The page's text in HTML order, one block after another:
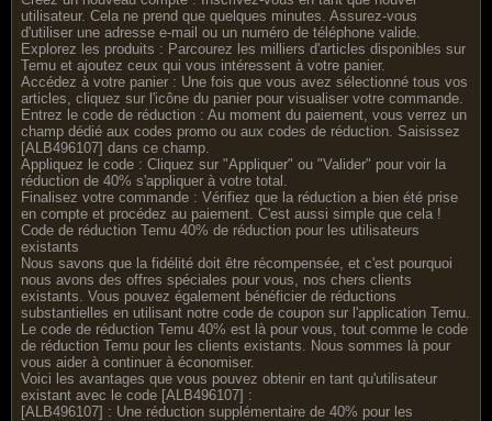
utilisateur. Cela ne prend que quelques minutes. Assurez-vous
d'utiliser une adresse e-mail ou un numéro de téléphone valide.
Explorez les produits : Parcourez les milliers d'articles disponibles sur
Temu et ajoutez ceux qui vous intéressent à votre panier.
Accédez à votre panier : Une fois que vous avez sélectionné tous vos
articles, cliquez sur l'icône du panier pour visualiser votre commande.
Entrez le code de réduction : Au moment du paiement, vous verrez un
champ dédié aux codes promo ou aux codes de réduction. Saisissez
[ALB496107] dans ce champ.
Appliquez le code : Cliquez sur "Appliquer" ou "Valider" pour voir la
réduction de 40% s'appliquer à votre total.
Finalisez votre commande : Vérifiez que la réduction a bien été prise
en compte et procédez au paiement. C'est aussi simple que cela !
Code de réduction Temu 40% de réduction pour les utilisateurs
existants
Nous savons que la fidélité doit être récompensée, et c'est pourquoi
nous avons des offres spéciales pour vous, nos chers clients
existants. Vous pouvez également bénéficier de réductions
substantielles en utilisant notre code de coupon sur l'application Temu.
Le code de réduction Temu 40% est là pour vous, tout comme le code
de réduction Temu pour les clients existants. Nous sommes là pour
vous aider à continuer à économiser.
Voici les avantages que vous pouvez obtenir en tant qu'utilisateur
existant avec le code [ALB496107] :
[ALB496107] : Une réduction supplémentaire de 40% pour les